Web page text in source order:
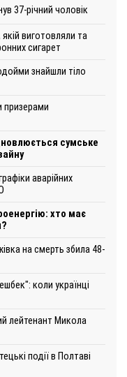
37-річний чоловік
виготовляли та
сигарет
знайшли тіло
призерами
сумське
аварійних
хто має
на смерть збила 48-
коли українці
лейтенант Микола
події в Полтаві